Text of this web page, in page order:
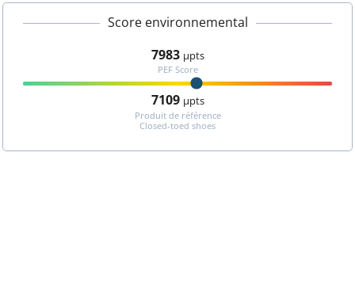
Score environnemental
7983 µpts
PEF Score
7109 µpts
Produit de référence
Closed-toed shoes